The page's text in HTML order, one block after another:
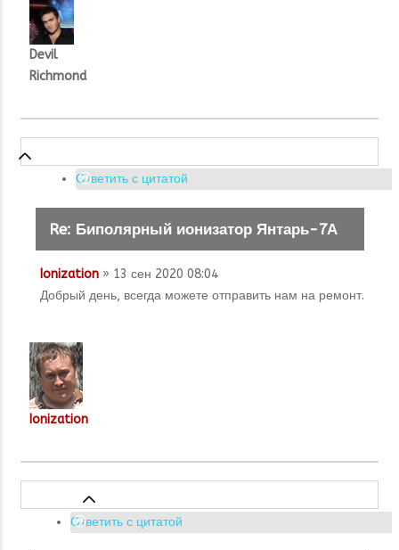
Devil
Richmond
Ответить с цитатой
Re: Биполярный ионизатор Янтарь-7А
Ionization » 13 сен 2020 08:04
Добрый день, всегда можете отправить нам на ремонт.
Ionization
Ответить с цитатой